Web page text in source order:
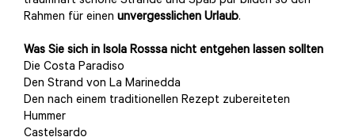
Rahmen für einen unvergesslichen Urlaub.
Was Sie sich in Isola Rosssa nicht entgehen lassen sollten
Die Costa Paradiso
Den Strand von La Marinedda
Den nach einem traditionellen Rezept zubereiteten
Hummer
Castelsardo